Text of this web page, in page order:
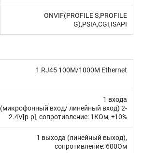
ONVIF(PROFILE S,PROFILE
G),PSIA,CGI,ISAPI
1 RJ45 100M/1000M Ethernet
1 входа
(микрофонный вход/ линейный вход) 2-
2.4V[p-p], сопротивление: 1КОм, ±10%
1 выхода (линейный выход),
сопротивление: 600Ом